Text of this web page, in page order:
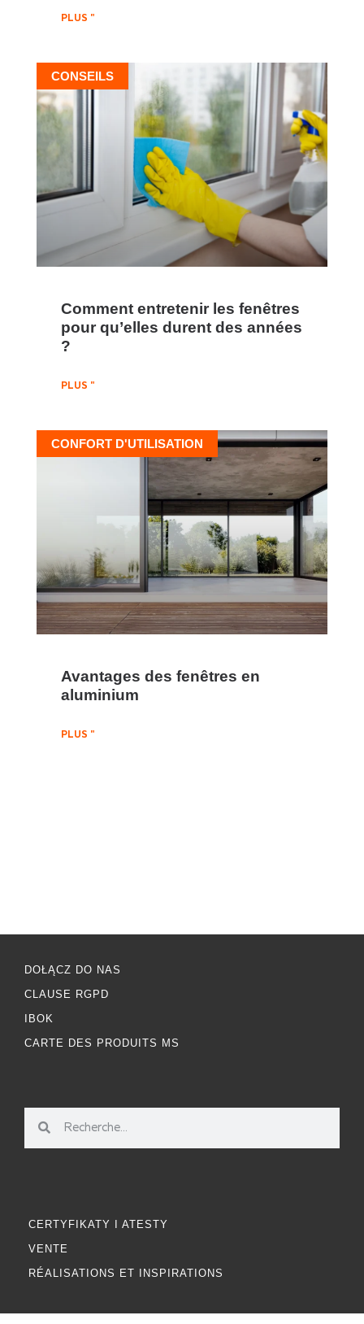
PLUS "
CONSEILS
Comment entretenir les fenêtres
pour qu’elles durent des années
?
PLUS "
CONFORT D'UTILISATION
Avantages des fenêtres en
aluminium
PLUS "
DOŁĄCZ DO NAS
CLAUSE RGPD
IBOK
CARTE DES PRODUITS MS
CERTYFIKATY I ATESTY
VENTE
RÉALISATIONS ET INSPIRATIONS